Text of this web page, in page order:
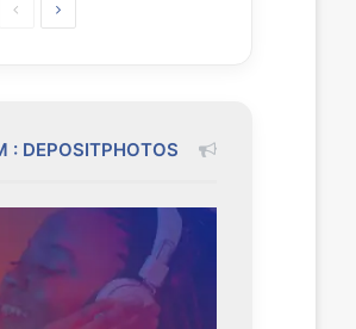
p
é
c
P
s
i
a
: DEPOSITPHOTOS